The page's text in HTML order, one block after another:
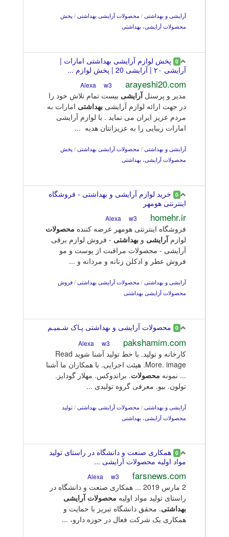
آرایشی و بهداشتی / محصولات آرایشی بهداشتی / پخش
محصولات آرایشی، بهداشتی
0 پخش لوازم آرایشی بهداشتی امارات |
آرایشی ۲۰ | آرایشی 20 | پخش لوازم ...
arayeshi20.com
w3
مدیر و پرسنلآرایشی بیست تمام تلاش خود را
در جهت ارائه لوازم آرایشی بهداشتی امارات به
مردم عزیز ایران می نماید . با لوازم آرایشی
امارات زیبایی را به عزیزانتان هدیه ...
آرایشی و بهداشتی / محصولات آرایشی بهداشتی / پخش
محصولات آرایشی، بهداشتی
0 خرید لوازم آرایشی و بهداشتی - فروشگاه
اینترنتی هومهر
homehr.ir
w3
فروشگاه اینترنتی هومهر عرضه کننده محصولات
لوازمآرایشی و بهداشتی - فروش لوازم برقی
آرایشی - محصولات مراقبت از پوست و مو
فروش عطر و ادکلن زنانه و مردانه و ...
آرایشی و بهداشتی / محصولات آرایشی بهداشتی / فروش
محصولات آرایشی بهداشتی
0 محصولات آرایشی و بهداشتی پـاک شـمیـم
pakshamim.com
w3
کارخانه و تولید. با خط تولید آشنا شوید Read
More. image. هیئت اجرایی. با همکاران ما آشنا
... نمونه محصولات. براندوکس. مهلار گودایز.
تولون. بیو. معرفی گروه تولیدی ...
آرایشی و بهداشتی / محصولات آرایشی بهداشتی / تولید
محصولات آرایشی، بهداشتی
0 همکاری صنعت و دانشگاه در راستای تولید
مواد اولیه محصولات آرایشی ...
farsnews.com
w3
2 مارس 2019 ... همکاری صنعت و دانشگاه در
راستای تولید مواد اولیه محصولات آرایشی
بهداشتی. محقق دانشگاه تبریز با حمایت و
همکاری یک شرکت فعال در حوزه دارو، ...